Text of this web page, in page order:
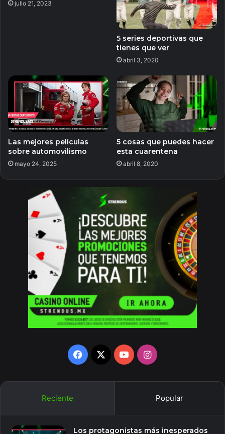
julio 21, 2023
5 series deportivas que
tienes que ver
abril 3, 2020
Las mejores películas
sobre automovilismo
mayo 24, 2025
5 cosas que puedes hacer
esta cuarentena
abril 8, 2020
Facebook
X YouTubeInstagram
Reciente Popular
Los protagonistas más inesperados